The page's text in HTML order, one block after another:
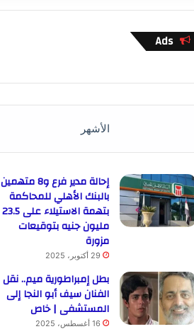
Ads
الأشهر
إحالة مدير فرع و8 متهمين
بالبنك الأهلي للمحاكمة
بتهمة الاستيلاء على 23.5
مليون جنيه بتوقيعات
مزورة
29 أكتوبر، 2025
بطل إمبراطورية ميم.. نقل
الفنان سيف أبو النجا إلى
المستشفى | خاص
16 أغسطس، 2025